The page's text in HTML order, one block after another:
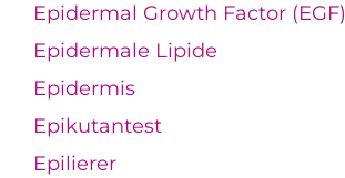
Epidermal Growth Factor (EGF)
Epidermale Lipide
Epidermis
Epikutantest
Epilierer